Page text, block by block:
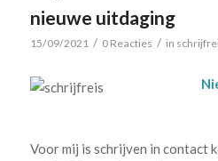
nieuwe uitdaging
15/09/2021 / 0 Reacties / in
Voor mij is schrijven in contact